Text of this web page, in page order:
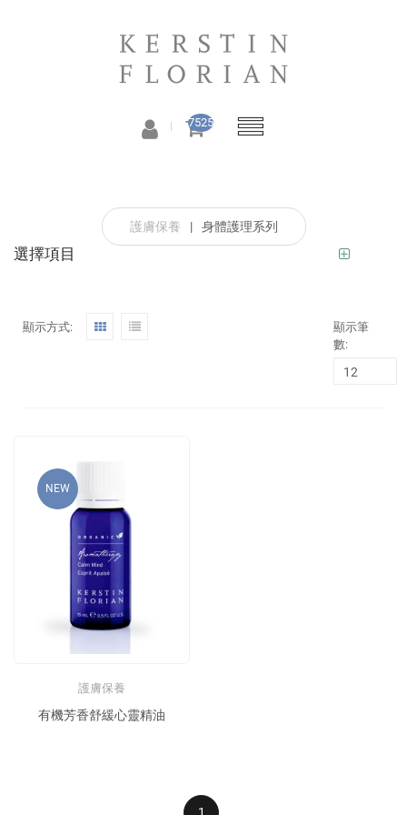
7525
護膚保養 | 身體護理系列
選擇項目
顯示方式:
顯示筆
數:
NEW
護膚保養
有機芳香舒緩心靈精油